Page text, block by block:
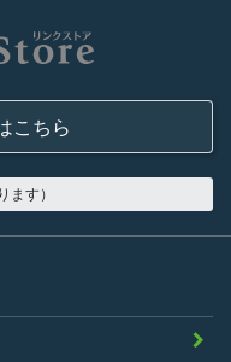
こと
ービスを利用で
プランに設定
てはまっている
こちら
ます）